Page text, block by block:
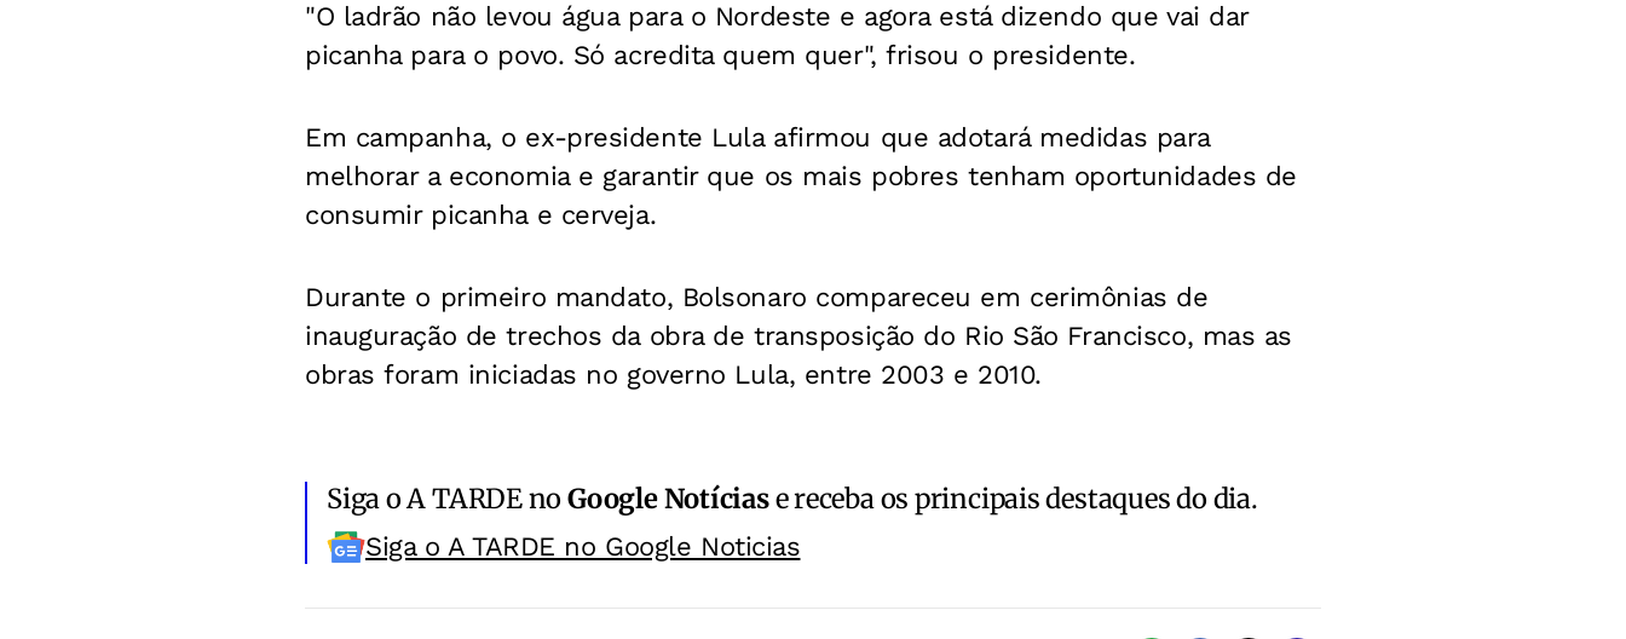
"O ladrão não levou água para o Nordeste e agora está dizendo que vai dar
picanha para o povo. Só acredita quem quer", frisou o presidente.
Em campanha, o ex-presidente Lula afirmou que adotará medidas para
melhorar a economia e garantir que os mais pobres tenham oportunidades de
consumir picanha e cerveja.
Durante o primeiro mandato, Bolsonaro compareceu em cerimônias de
inauguração de trechos da obra de transposição do Rio São Francisco, mas as
obras foram iniciadas no governo Lula, entre 2003 e 2010.
Siga o A TARDE noGoogle Notíciase receba os principais destaques do dia.
Siga o A TARDE no Google Noticias